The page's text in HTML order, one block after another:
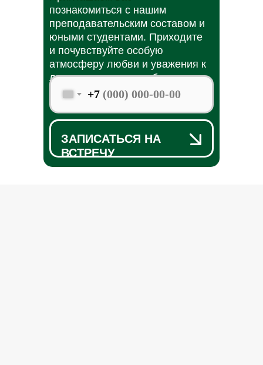
и почувствуйте особую
атмосферу любви и уважения к
личности каждого ребенка.
+7
ЗАПИСАТЬСЯ НА
ВСТРЕЧУ